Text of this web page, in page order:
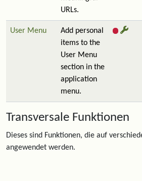
URLs.
User Menu
Add personal
items to the
User Menu
section in the
application
menu.
Transversale Funktionen
Dieses sind Funktionen, die auf
angewendet werden.